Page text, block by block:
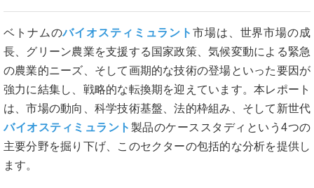
ベトナムのバイオスティミュラント市場は、世界市場の成
長、グリーン農業を支援する国家政策、気候変動による緊急
の農業的ニーズ、そして画期的な技術の登場といった要因が
強力に結集し、戦略的な転換期を迎えています。本レポート
は、市場の動向、科学技術基盤、法的枠組み、そして新世代
バイオスティミュラント 製品のケーススタディという4つの
主要分野を掘り下げ、このセクターの包括的な分析を提供し
ます。